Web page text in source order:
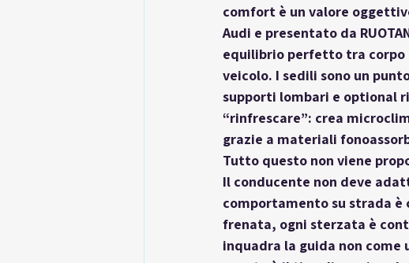
comfort è un valore
Audi e presentato da
equilibrio perfetto tra corpo
veicolo. I sedili sono un
supporti lombari e optional
“rinfrescare”: crea
grazie a materiali
Tutto questo non viene
Il conducente non deve
comportamento su strada
frenata, ogni sterzata è
inquadra la guida non come